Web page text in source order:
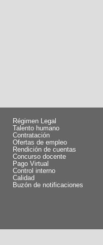
Régimen Legal
Talento humano
Contratación
Ofertas de empleo
Rendición de cuentas
Concurso docente
Pago Virtual
Control interno
Calidad
Buzón de notificaciones